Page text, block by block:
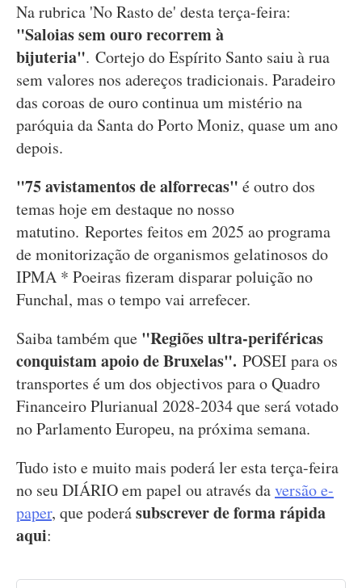
Na rubrica 'No Rasto de' desta terça-feira:
"Saloias sem ouro recorrem à
bijuteria". Cortejo do Espírito Santo saiu à rua
sem valores nos adereços tradicionais. Paradeiro
das coroas de ouro continua um mistério na
paróquia da Santa do Porto Moniz, quase um ano
depois.
"75 avistamentos de alforrecas" é outro dos
temas hoje em destaque no nosso
matutino. Reportes feitos em 2025 ao programa
de monitorização de organismos gelatinosos do
IPMA * Poeiras fizeram disparar poluição no
Funchal, mas o tempo vai arrefecer.
Saiba também que "Regiões ultra-periféricas
conquistam apoio de Bruxelas". POSEI para os
transportes é um dos objectivos para o Quadro
Financeiro Plurianual 2028-2034 que será votado
no Parlamento Europeu, na próxima semana.
Tudo isto e muito mais poderá ler esta terça-feira
no seu DIÁRIO em papel ou através daversão e-
paper, que poderásubscrever de forma rápida
aqui: